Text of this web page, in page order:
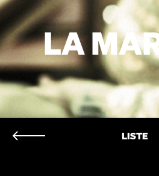
LA
LISTE